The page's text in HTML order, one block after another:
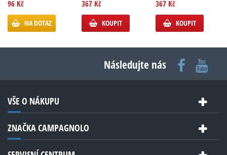
96 Kč
NA DOTAZ
367 Kč
KOUPIT
367 Kč
KOUPIT
Následujte nás
VŠE O NÁKUPU
ZNAČKA CAMPAGNOLO